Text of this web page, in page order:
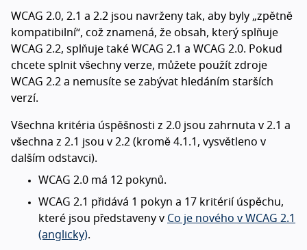
WCAG 2.0, 2.1 a 2.2 jsou navrženy tak, aby byly „zpětně
kompatibilní“, což znamená, že obsah, který splňuje
WCAG 2.2, splňuje také WCAG 2.1 a WCAG 2.0. Pokud
chcete splnit všechny verze, můžete použít zdroje
WCAG 2.2 a nemusíte se zabývat hledáním starších
verzí.
Všechna kritéria úspěšnosti z 2.0 jsou zahrnuta v 2.1 a
všechna z 2.1 jsou v 2.2 (kromě 4.1.1, vysvětleno v
dalším odstavci).
WCAG 2.0 má 12 pokynů.
WCAG 2.1 přidává 1 pokyn a 17 kritérií úspěchu,
které jsou představeny v Co je nového v WCAG 2.1
(anglicky).